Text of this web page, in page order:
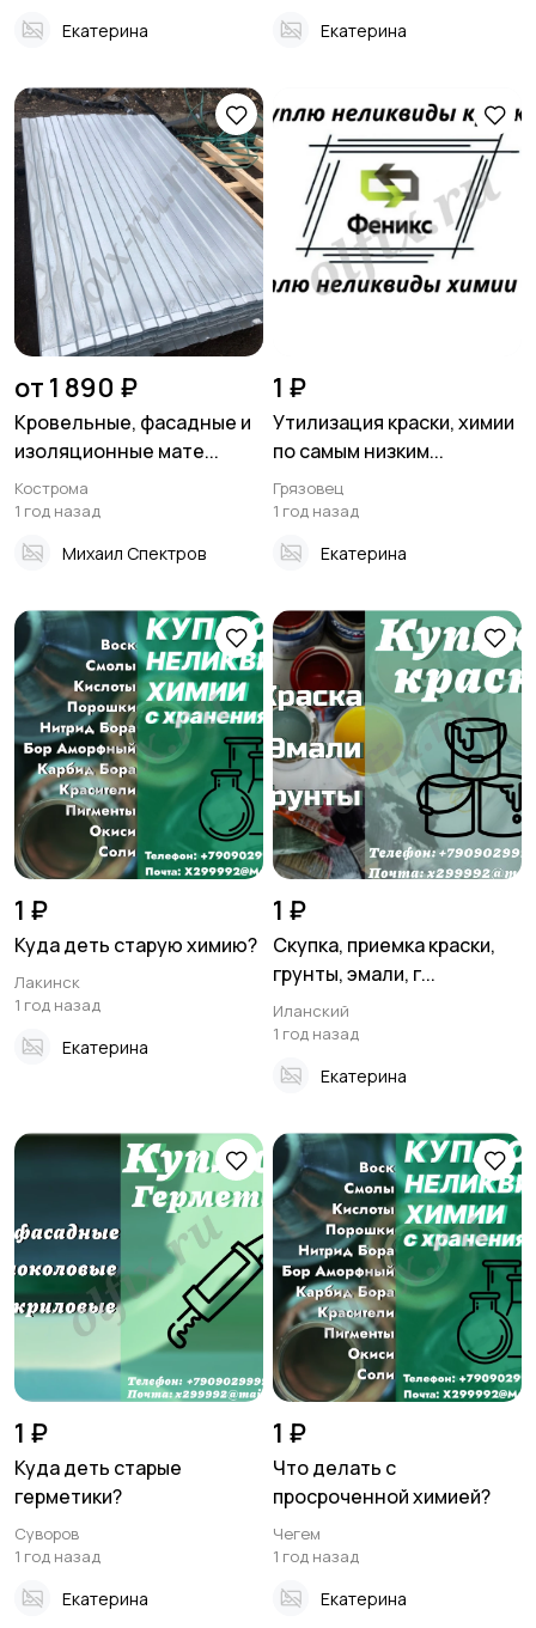
Екатерина Екатерина
от 1 890 ₽
Кровельные, фасадные и
изоляционные мате...
Кострома
1 год назад
Михаил Спектров
1 ₽
Утилизация краски, химии
по самым низким...
Грязовец
1 год назад
Екатерина
1 ₽
Куда деть старую химию?
Лакинск
1 год назад
Екатерина
1 ₽
Скупка, приемка краски,
грунты, эмали, г...
Иланский
1 год назад
Екатерина
1 ₽
Куда деть старые
герметики?
Суворов
1 год назад
Екатерина
1 ₽
Что делать с
просроченной химией?
Чегем
1 год назад
Екатерина